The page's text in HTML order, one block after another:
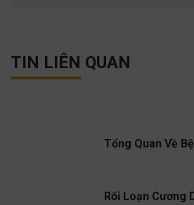
TIN LIÊN QUAN
Tổng Quan Về
Rối Loạn Cương